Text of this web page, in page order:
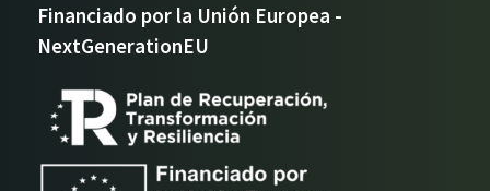
Financiado por la Unión Europea -
NextGenerationEU